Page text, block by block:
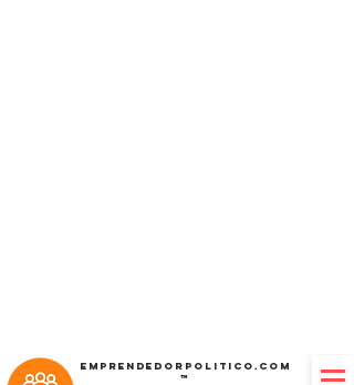
Emprendedorpolitico.com
™